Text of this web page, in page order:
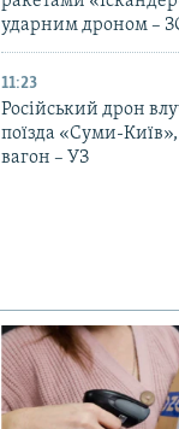
ударним дроном –
11:23
Російський дрон
поїзда «Суми-
вагон – УЗ